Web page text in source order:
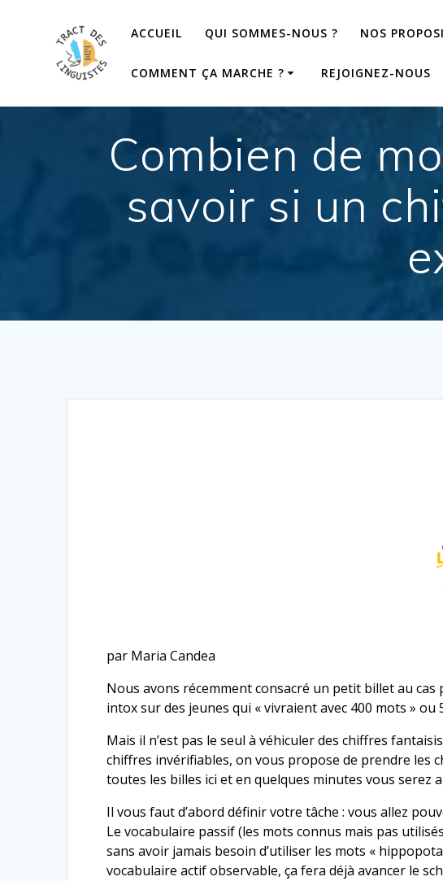
ACCUEIL QUI SOMMES-NOUS ? NOS
COMMENT ÇA MARCHE ? REJOIGNEZ-NOUS
Combien de
savoir si un
par Maria Candea
Nous avons récemment consacré un petit billet au cas
intox sur des jeunes qui « vivraient avec 400 mots »
Mais il n’est pas le seul à véhiculer des chiffres
chiffres invérifiables, on vous propose de prendre les
toutes les billes ici et en quelques minutes vous serez
Il vous faut d’abord définir votre tâche : vous allez
Le vocabulaire passif (les mots connus mais pas
sans avoir jamais besoin d’utiliser les mots «
vocabulaire actif observable, ça fera déjà avancer le